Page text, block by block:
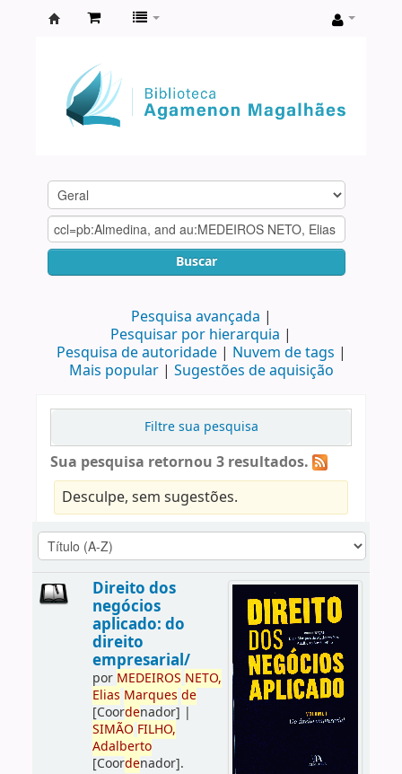
Agamenon
Magalhães
Buscar
Pesquisa avançada
Pesquisar por hierarquia
Pesquisa de autoridade
Nuvem de tags
Mais popular
Sugestões de aquisição
Filtre sua pesquisa
Sua pesquisa retornou 3 resultados.
Desculpe, sem sugestões.
Direito dos
negócios
aplicado: do
direito
empresarial/
por MEDEIROS NETO,
Elias Marques de
[Coordenador] |
SIMÃO FILHO,
Adalberto
[Coordenador].